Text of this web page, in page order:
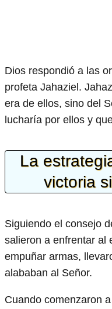
Dios respondió a las
profeta Jahaziel.
era de ellos, sino del
lucharía por ellos y
La
victoria
Siguiendo el consejo
salieron a enfrentar al
empuñar armas,
alababan al Señor.
Cuando comenzaron